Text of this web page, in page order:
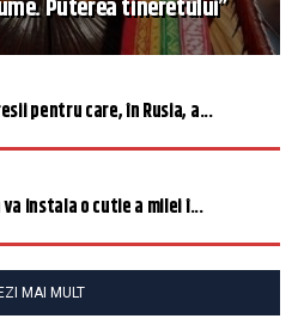
Puterea tineretului”
pentru care, în Rusia, a...
instala o cutie a milei î...
MAI MULT